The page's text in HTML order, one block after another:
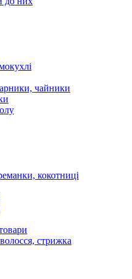
чайники
кокотниці
стрижка